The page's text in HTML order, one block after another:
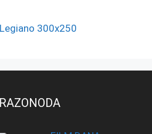
RAZONODA